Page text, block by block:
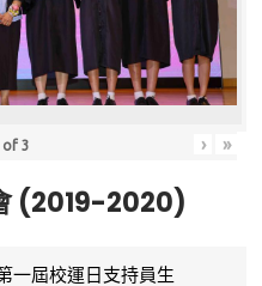
of3 › »
(2019-2020)
一屆校運日支持員生